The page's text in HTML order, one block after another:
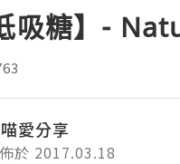
吸糖】-
愛分享
於 2017.03.18